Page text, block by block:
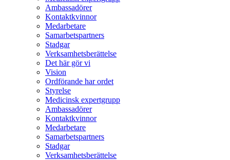
Ambassadörer
Kontaktkvinnor
Medarbetare
Samarbetspartners
Stadgar
Verksamhetsberättelse
Det här gör vi
Vision
Ordförande har ordet
Styrelse
Medicinsk expertgrupp
Ambassadörer
Kontaktkvinnor
Medarbetare
Samarbetspartners
Stadgar
Verksamhetsberättelse